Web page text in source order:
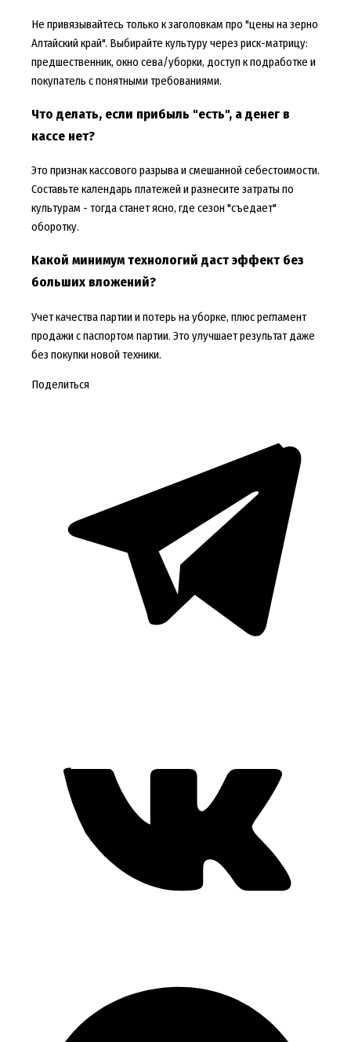
Не привязывайтесь только к заголовкам про "цены на зерно
Алтайский край". Выбирайте культуру через риск-матрицу:
предшественник, окно сева/уборки, доступ к подработке и
покупатель с понятными требованиями.
Что делать, если прибыль "есть", а денег в
кассе нет?
Это признак кассового разрыва и смешанной себестоимости.
Составьте календарь платежей и разнесите затраты по
культурам - тогда станет ясно, где сезон "съедает"
оборотку.
Какой минимум технологий даст эффект без
больших вложений?
Учет качества партии и потерь на уборке, плюс регламент
продажи с паспортом партии. Это улучшает результат даже
без покупки новой техники.
Поделиться